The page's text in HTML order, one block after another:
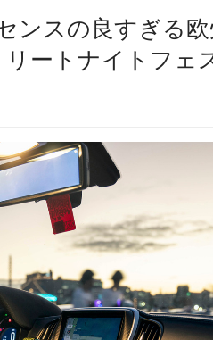
ンスの良すぎる
ートナイトフェ